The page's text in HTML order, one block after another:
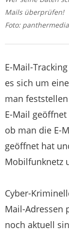
Mails überprüfen!
Foto:
E-Mail-
es sich um
man
E-Mail
ob man die E-
geöffnet hat
Mobilfunknetz
Cyber-
Mail-Adressen
noch aktuell